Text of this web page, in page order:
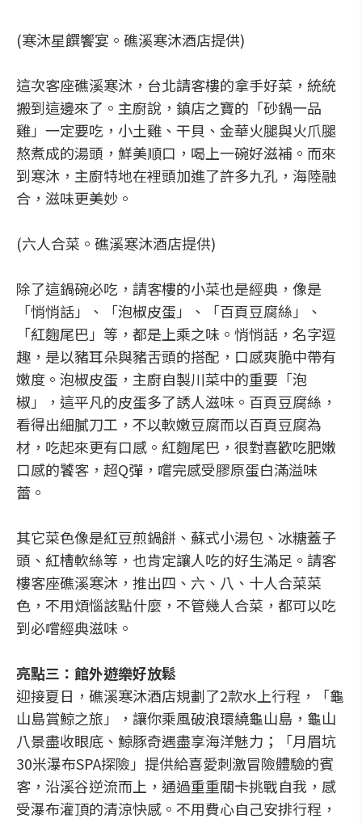
(寒沐星饌饗宴。礁溪寒沐酒店提供)
這次客座礁溪寒沐，台北請客樓的拿手好菜，統統
搬到這邊來了。主廚說，鎮店之寶的「砂鍋一品
雞」一定要吃，小土雞、干貝、金華火腿與火爪腿
熬煮成的湯頭，鮮美順口，喝上一碗好滋補。而來
到寒沐，主廚特地在裡頭加進了許多九孔，海陸融
合，滋味更美妙。
(六人合菜。礁溪寒沐酒店提供)
除了這鍋碗必吃，請客樓的小菜也是經典，像是
「悄悄話」、「泡椒皮蛋」、「百頁豆腐絲」、
「紅麴尾巴」等，都是上乘之味。悄悄話，名字逗
趣，是以豬耳朵與豬舌頭的搭配，口感爽脆中帶有
嫩度。泡椒皮蛋，主廚自製川菜中的重要「泡
椒」，這平凡的皮蛋多了誘人滋味。百頁豆腐絲，
看得出細膩刀工，不以軟嫩豆腐而以百頁豆腐為
材，吃起來更有口感。紅麴尾巴，很對喜歡吃肥嫩
口感的饕客，超Q彈，嚐完感受膠原蛋白滿溢味
蕾。
其它菜色像是紅豆煎鍋餅、蘇式小湯包、冰糖蓋子
頭、紅槽軟絲等，也肯定讓人吃的好生滿足。請客
樓客座礁溪寒沐，推出四、六、八、十人合菜菜
色，不用煩惱該點什麼，不管幾人合菜，都可以吃
到必嚐經典滋味。
亮點三：館外遊樂好放鬆
迎接夏日，礁溪寒沐酒店規劃了2款水上行程，「龜
山島賞鯨之旅」，讓你乘風破浪環繞龜山島，龜山
八景盡收眼底、鯨豚奇遇盡享海洋魅力；「月眉坑
30米瀑布SPA探險」提供給喜愛刺激冒險體驗的賓
客，沿溪谷逆流而上，通過重重關卡挑戰自我，感
受瀑布灌頂的清涼快感。不用費心自己安排行程，